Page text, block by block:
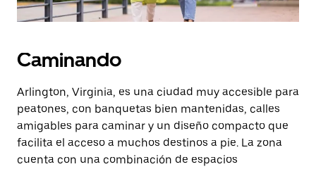
Caminando
Arlington, Virginia, es una ciudad muy accesible para
peatones, con banquetas bien mantenidas, calles
amigables para caminar y un diseño compacto que
facilita el acceso a muchos destinos a pie. La zona
cuenta con una combinación de espacios